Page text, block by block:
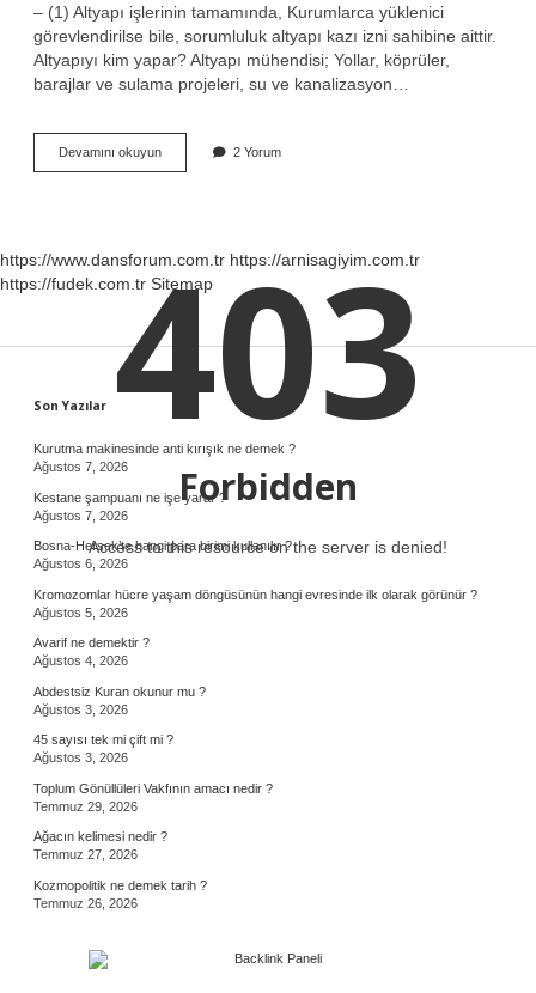
– (1) Altyapı işlerinin tamamında, Kurumlarca yüklenici
görevlendirilse bile, sorumluluk altyapı kazı izni sahibine aittir.
Altyapıyı kim yapar? Altyapı mühendisi; Yollar, köprüler,
barajlar ve sulama projeleri, su ve kanalizasyon…
Devamını okuyunAlt
Yapı
2 Yorum
https://www.dansforum.com.tr https://arnisagiyim.com.tr
https://fudek.com.tr Sitemap
Sidebar
Son Yazılar
Kurutma makinesinde anti kırışık ne demek ?
Ağustos 7, 2026
Kestane şampuanı ne işe yarar ?
Ağustos 7, 2026
Bosna-Hersek’te hangi para birimi kullanılır ?
Ağustos 6, 2026
Kromozomlar hücre yaşam döngüsünün hangi evresinde ilk olarak görünür ?
Ağustos 5, 2026
Avarif ne demektir ?
Ağustos 4, 2026
Abdestsiz Kuran okunur mu ?
Ağustos 3, 2026
45 sayısı tek mi çift mi ?
Ağustos 3, 2026
Toplum Gönüllüleri Vakfının amacı nedir ?
Temmuz 29, 2026
Ağacın kelimesi nedir ?
Temmuz 27, 2026
Kozmopolitik ne demek tarih ?
Temmuz 26, 2026
403
Forbidden
Access to this resource on the server is denied!